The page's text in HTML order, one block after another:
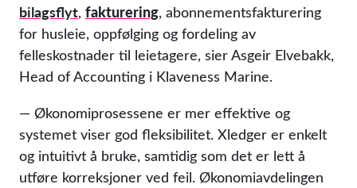
bilagsflyt, fakturering, abonnementsfakturering
for husleie, oppfølging og fordeling av
felleskostnader til leietagere, sier Asgeir Elvebakk,
Head of Accounting i Klaveness Marine.
— Økonomiprosessene er mer effektive og
systemet viser god fleksibilitet. Xledger er enkelt
og intuitivt å bruke, samtidig som det er lett å
utføre korreksjoner ved feil. Økonomiavdelingen